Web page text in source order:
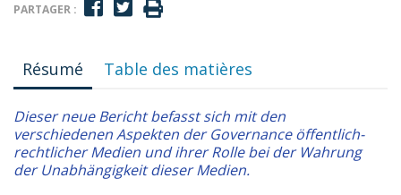
PARTAGER :
Résumé Table des matières
Dieser neue Bericht befasst sich mit den
verschiedenen Aspekten der Governance öffentlich-
rechtlicher Medien und ihrer Rolle bei der Wahrung
der Unabhängigkeit dieser Medien.